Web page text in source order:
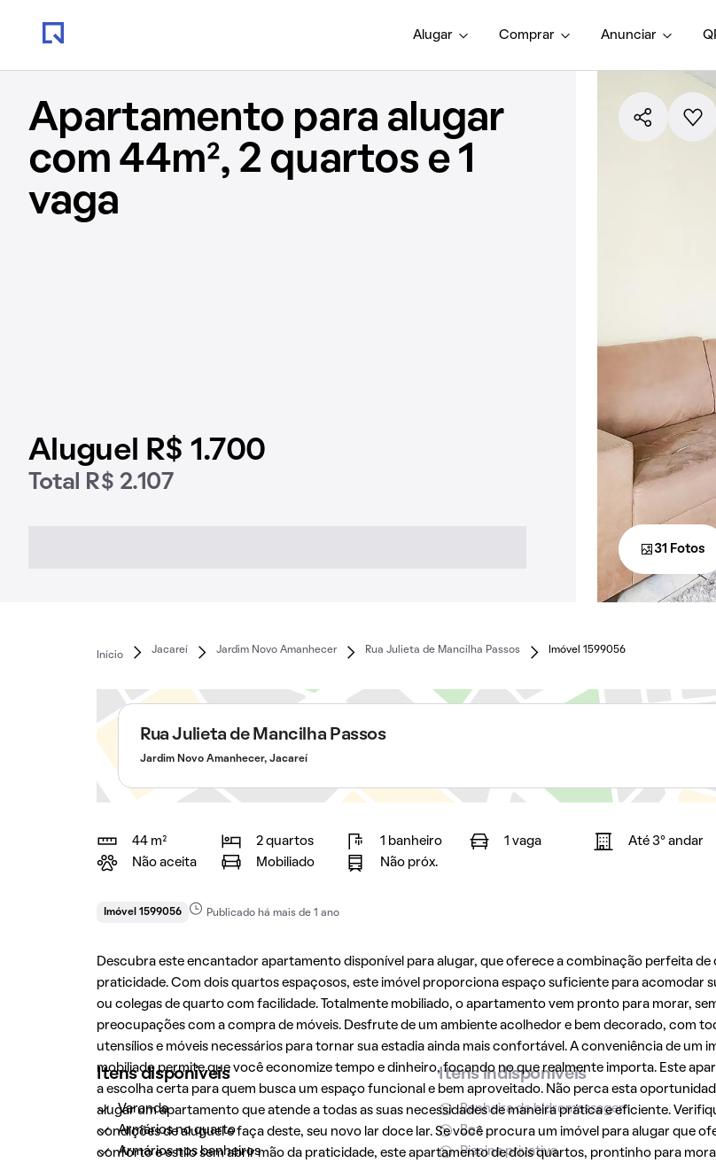
Alugar Comprar Anunciar
Apartamento para alugar
com 44m², 2 quartos e 1
vaga
Aluguel R$ 1.700
Total R$ 2.107
31 Fotos
Início
Jacareí Jardim Novo Amanhecer Rua Julieta de Mancilha Passos Imóvel 1599056
Rua Julieta de Mancilha Passos
Jardim Novo Amanhecer, Jacareí
44 m² 2 quartos 1 banheiro 1 vaga
Até 3° andar
Não aceita
Mobiliado Não próx.
Imóvel 1599056 Publicado há mais de 1 ano
Descubra este encantador apartamento disponível para alugar, que oferece a combinação perfeita
praticidade. Com dois quartos espaçosos, este imóvel proporciona espaço suficiente para acomodar
ou colegas de quarto com facilidade. Totalmente mobiliado, o apartamento vem pronto para morar,
preocupações com a compra de móveis. Desfrute de um ambiente acolhedor e bem decorado, com
utensílios e móveis necessários para tornar sua estadia ainda mais confortável. A conveniência de um
mobiliado permite que você economize tempo e dinheiro, focando no que realmente importa. Este
a escolha certa para quem busca um espaço funcional e bem aproveitado. Não perca esta
alugar um apartamento que atende a todas as suas necessidades de maneira prática e eficiente.
condições de aluguel e faça deste, seu novo lar doce lar. Se você procura um imóvel para alugar que
conforto e estilo sem abrir mão da praticidade, este apartamento de dois quartos, prontinho para
Itens disponíveis
Varanda
Armários no quarto
Armários nos banheiros
Itens indisponíveis
Banheira de hidromassagem
Box
Piscina privativa